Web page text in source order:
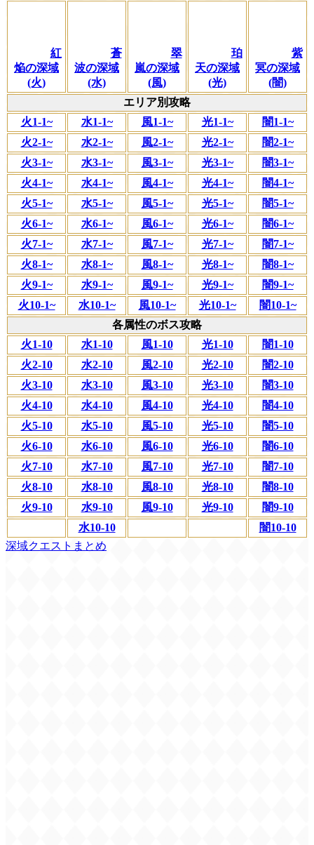
紅
焔の深域
(火)
蒼
波の深域
(水)
翠
嵐の深域
(風)
珀
天の深域
(光)
紫
冥の深域
(闇)
エリア別攻略
火1-1~
水1-1~ 風1-1~ 光1-1~
闇1-1~
火2-1~
水2-1~ 風2-1~ 光2-1~
闇2-1~
火3-1~
水3-1~ 風3-1~ 光3-1~
闇3-1~
火4-1~
水4-1~ 風4-1~ 光4-1~
闇4-1~
火5-1~
水5-1~ 風5-1~ 光5-1~
闇5-1~
火6-1~
水6-1~ 風6-1~ 光6-1~
闇6-1~
火7-1~
水7-1~ 風7-1~ 光7-1~
闇7-1~
火8-1~
水8-1~ 風8-1~ 光8-1~
闇8-1~
火9-1~
水9-1~ 風9-1~ 光9-1~
闇9-1~
火10-1~
水10-1~ 風10-1~ 光10-1~
闇10-1~
各属性のボス攻略
火1-10
水1-10 風1-10 光1-10
闇1-10
火2-10
水2-10 風2-10 光2-10
闇2-10
火3-10
水3-10 風3-10 光3-10
闇3-10
火4-10
水4-10 風4-10 光4-10
闇4-10
火5-10
水5-10 風5-10 光5-10
闇5-10
火6-10
水6-10 風6-10 光6-10
闇6-10
火7-10
水7-10 風7-10 光7-10
闇7-10
火8-10
水8-10 風8-10 光8-10
闇8-10
火9-10
水9-10 風9-10 光9-10
闇9-10
水10-10
闇10-10
深域クエストまとめ